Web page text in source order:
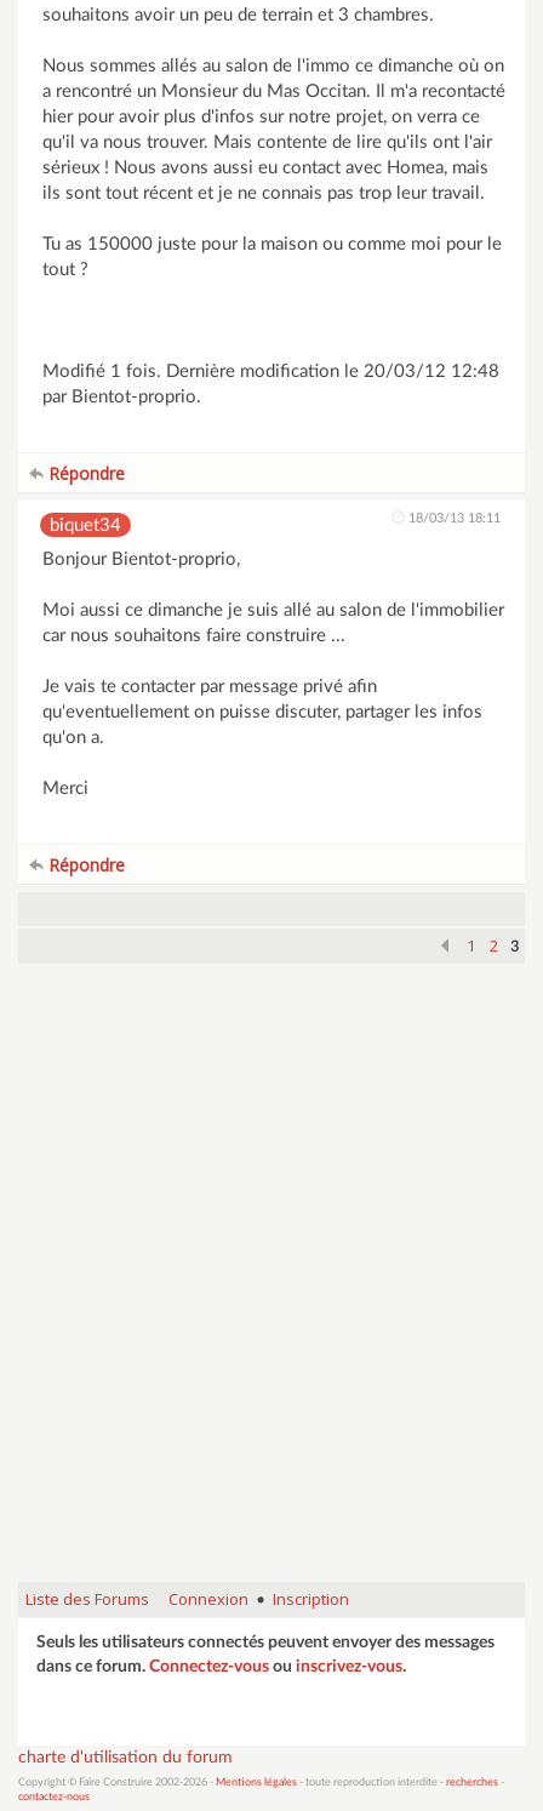
souhaitons avoir un peu de terrain et 3 chambres.
Nous sommes allés au salon de l'immo ce dimanche où on
a rencontré un Monsieur du Mas Occitan. Il m'a recontacté
hier pour avoir plus d'infos sur notre projet, on verra ce
qu'il va nous trouver. Mais contente de lire qu'ils ont l'air
sérieux ! Nous avons aussi eu contact avec Homea, mais
ils sont tout récent et je ne connais pas trop leur travail.
Tu as 150000 juste pour la maison ou comme moi pour le
tout ?
Modifié 1 fois. Dernière modification le 20/03/12 12:48
par Bientot-proprio.
Répondre
biquet34 18/03/13 18:11
Bonjour Bientot-proprio,
Moi aussi ce dimanche je suis allé au salon de l'immobilier
car nous souhaitons faire construire ...
Je vais te contacter par message privé afin
qu'eventuellement on puisse discuter, partager les infos
qu'on a.
Merci
Répondre
1 2 3
Liste des Forums Connexion • Inscription
Seuls les utilisateurs connectés peuvent envoyer des messages
dans ce forum. Connectez-vous ou inscrivez-vous.
charte d'utilisation du forum
Copyright © Faire Construire 2002-2026 - Mentions légales - toute reproduction interdite - recherches -
contactez-nous